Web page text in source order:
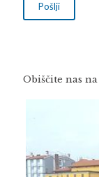
Obiščite nas